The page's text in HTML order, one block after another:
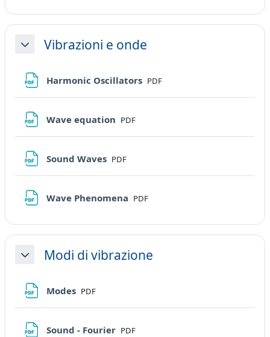
MinimizzaVibrazioni e onde
Harmonic Oscillators File
PDF
Wave equation File
PDF
Sound Waves File
PDF
Wave Phenomena File
PDF
MinimizzaModi di vibrazione
Modes File
PDF
Sound - Fourier File
PDF